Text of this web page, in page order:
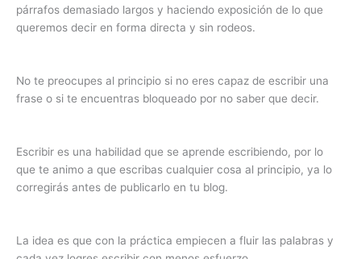
párrafos demasiado largos y haciendo exposición de lo que
queremos decir en forma directa y sin rodeos.
No te preocupes al principio si no eres capaz de escribir una
frase o si te encuentras bloqueado por no saber que decir.
Escribir es una habilidad que se aprende escribiendo, por lo
que te animo a que escribas cualquier cosa al principio, ya lo
corregirás antes de publicarlo en tu blog.
La idea es que con la práctica empiecen a fluir las palabras y